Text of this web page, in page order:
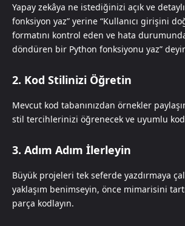
Yapay zekâya ne istediğinizi açık ve
fonksiyon yaz” yerine “Kullanıcı girişini
formatını kontrol eden ve hata
döndüren bir Python fonksiyonu yaz”
2. Kod Stilinizi Öğretin
Mevcut kod tabanınızdan örnekler
stil tercihlerinizi öğrenecek ve uyumlu
3. Adım Adım İlerleyin
Büyük projeleri tek seferde yazdırmaya
yaklaşım benimseyin, önce mimarisini
parça kodlayın.